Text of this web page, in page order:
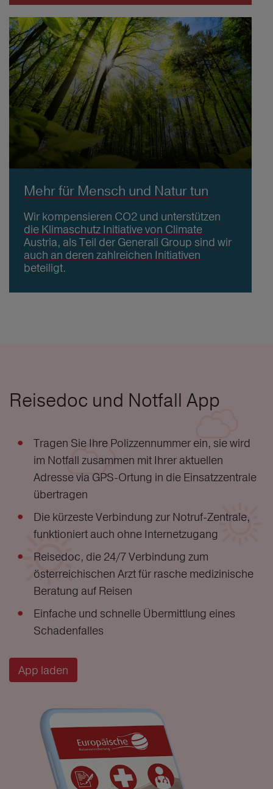
Mehr für Mensch und Natur tun
Wir kompensieren CO2 und unterstützen
die Klimaschutz Initiative von Climate
Austria, als Teil der Generali Group sind wir
auch an deren zahlreichen Initiativen
beteiligt.
Reisedoc und Notfall App
Tragen Sie Ihre Polizzennummer ein, sie wird
im Notfall zusammen mit Ihrer aktuellen
Adresse via GPS-Ortung in die Einsatzzentrale
übertragen
Die kürzeste Verbindung zur Notruf-Zentrale,
funktioniert auch ohne Internetzugang
Reisedoc, die 24/7 Verbindung zum
österreichischen Arzt für rasche medizinische
Beratung auf Reisen
Einfache und schnelle Übermittlung eines
Schadenfalles
App laden